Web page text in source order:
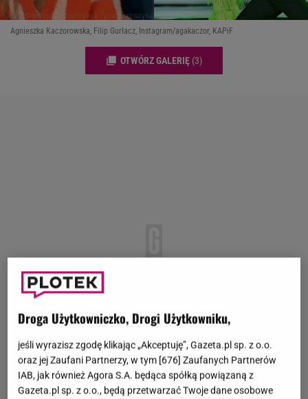
Agnieszka Kaczorowska, Filip Gurłacz, Instagram/agakaczor, KAPiF
OTWÓRZ GALERIĘ (3)
Droga Użytkowniczko, Drogi Użytkowniku,
jeśli wyrazisz zgodę klikając „Akceptuję”, Gazeta.pl sp. z o.o.
oraz jej Zaufani Partnerzy, w tym [676] Zaufanych Partnerów
IAB, jak również Agora S.A. będąca spółką powiązaną z
Gazeta.pl sp. z o.o., będą przetwarzać Twoje dane osobowe